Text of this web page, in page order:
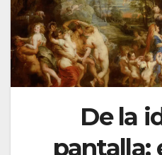
De la
pantalla: